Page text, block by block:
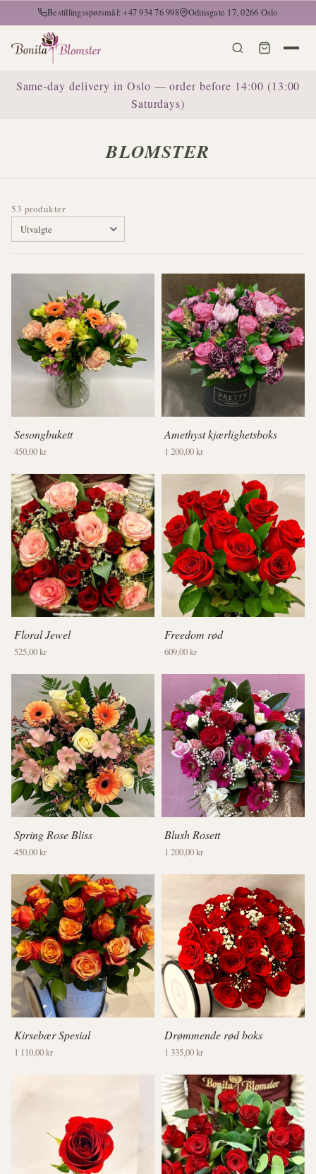
Bestillingsspørsmål: +47 934 76 998 Odinsgate 17, 0266 Oslo
Same-day delivery in Oslo — order before 14:00 (13:00
Saturdays)
BLOMSTER
53 produkter
Sesongbukett
450,00 kr
Amethyst kjærlighetsboks
1 200,00 kr
Floral Jewel
525,00 kr
Freedom rød
609,00 kr
Spring Rose Bliss
450,00 kr
Blush Rosett
1 200,00 kr
Kirsebær Spesial
1 110,00 kr
Drømmende rød boks
1 335,00 kr